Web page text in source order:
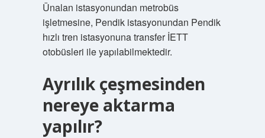
Ünalan istasyonundan metrobüs
işletmesine, Pendik istasyonundan Pendik
hızlı tren istasyonuna transfer İETT
otobüsleri ile yapılabilmektedir.
Ayrılık çeşmesinden
nereye aktarma
yapılır?